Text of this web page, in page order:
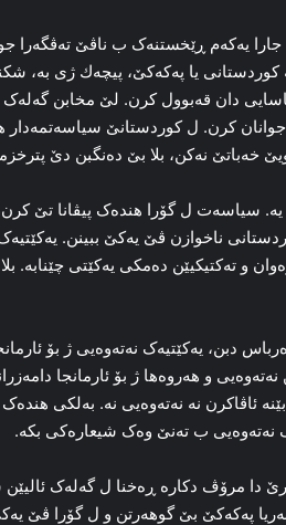
یه‌کەم ڕێخستنه‌ک ب ناڤێ ته‌ڤگه‌را
کوردستانی یا پەکەکێ، پیچەك ژی بە،
دان قه‌بوول کرن. لێ مخابن
کرن. ل کوردستانێ سیاسه‌تمه‌دار
خه‌باتێ نه‌کن، بلا بێ ده‌نگبن دێ
سیاسه‌ت ل گۆرا هنده‌ک پیڤانا تێ
ناخوازن ڤێ یه‌کێ ببینن.
و ته‌کتیکیێن ده‌مکی یه‌کێتی چێنابه‌.
دبن، یه‌کێتیه‌ک نه‌ته‌وەیی ژ بۆ
نه‌ته‌وەیی و هه‌روه‌ها ژ بۆ ئارمانجا
بێنه‌ ئاڤاکرن نه‌ نه‌ته‌وەیی نه‌. به‌لکی
نه‌ته‌وەیی ب ته‌نێ وه‌ک شیعاره‌کی بکه‌.
دا‌ مرۆڤ دکاره‌ ڕه‌خنا ل گه‌له‌ک
پەکەکێ بێ گوهه‌رتن و ل گۆرا ڤێ